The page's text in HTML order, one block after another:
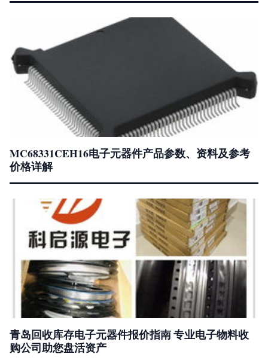
MC68331CEH16电子元器件产品参数、资料及参考
价格详解
青岛回收库存电子元器件报价指南 专业电子物料收
购公司助您盘活资产